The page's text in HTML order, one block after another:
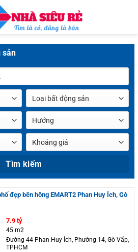
đẹp bên hông EMART2 Phan Huy Ích, Gò
7.9 tỷ
45 m2
Đường 44 Phan Huy Ích, Phường 14, Gò Vấp,
TPHCM
sản